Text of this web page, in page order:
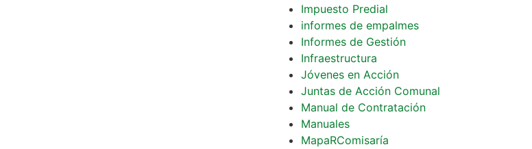
Impuesto Predial
informes de empalmes
Informes de Gestión
Infraestructura
Jóvenes en Acción
Juntas de Acción Comunal
Manual de Contratación
Manuales
MapaRComisaría